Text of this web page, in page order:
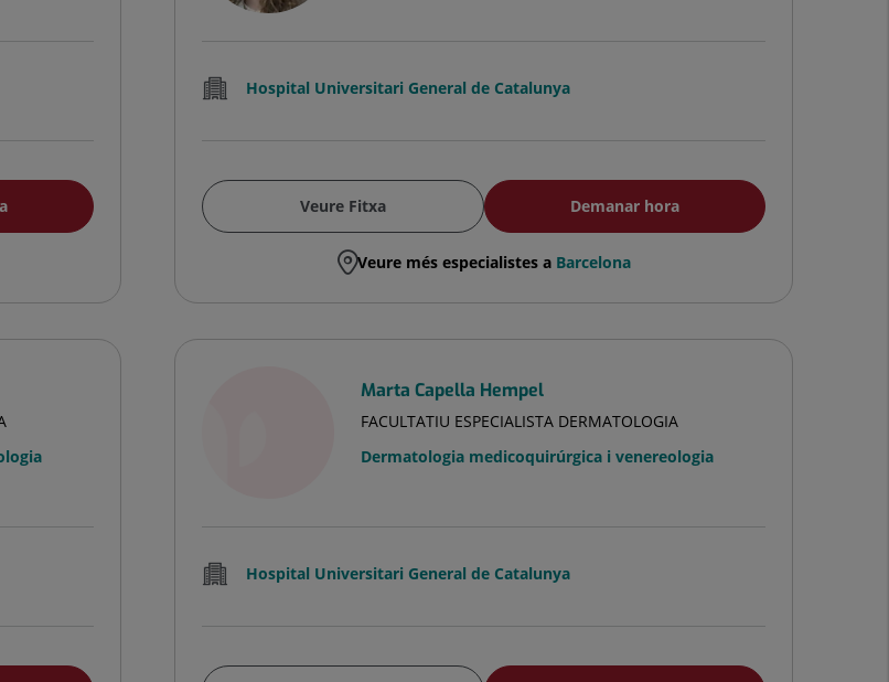
Hospital Universitari General de Catalunya
Veure Fitxa Demanar hora
Veure més especialistes a Barcelona
Marta Capella Hempel
FACULTATIU ESPECIALISTA DERMATOLOGIA
Dermatologia medicoquirúrgica i venereologia
Hospital Universitari General de Catalunya